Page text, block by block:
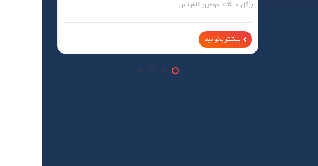
برگزار میکنند: دومین کنفرانس…
بیشتر بخوانید